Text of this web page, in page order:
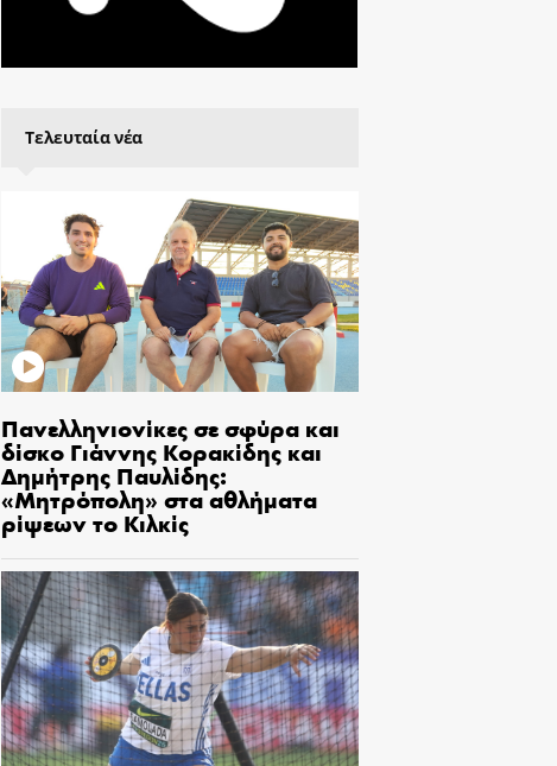
Τελευταία νέα
Πανελληνιονίκες σε σφύρα και
δίσκο Γιάννης Κορακίδης και
Δημήτρης Παυλίδης:
«Μητρόπολη» στα αθλήματα
ρίψεων το Κιλκίς